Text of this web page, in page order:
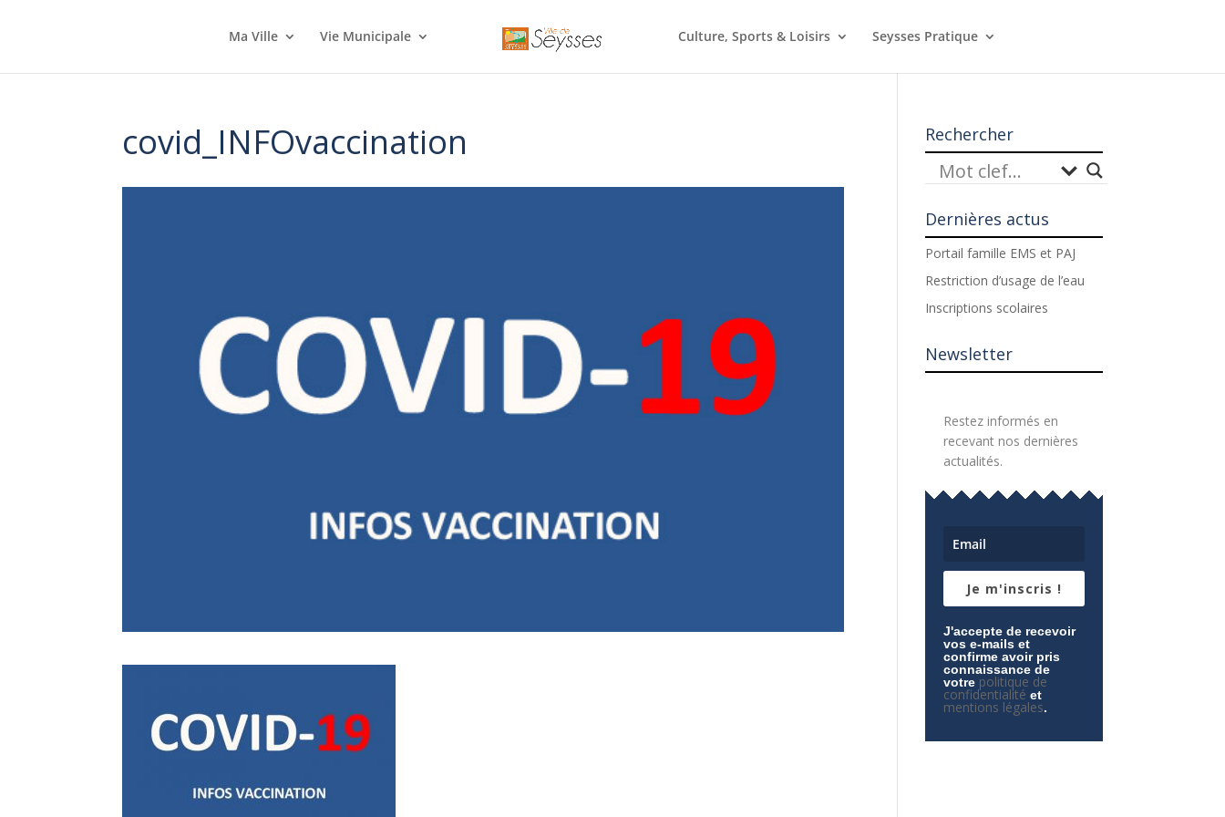
Ma Ville Vie Municipale Culture, Sports & Loisirs Seysses Pratique
covid_INFOvaccination Rechercher
Dernières actus
Portail famille EMS et PAJ
Restriction d’usage de l’eau
Inscriptions scolaires
Newsletter
Restez informés en
recevant nos dernières
actualités.
Je m'inscris !
J'accepte de recevoir
vos e-mails et
confirme avoir pris
connaissance de
votre politique de
confidentialité et
mentions légales.